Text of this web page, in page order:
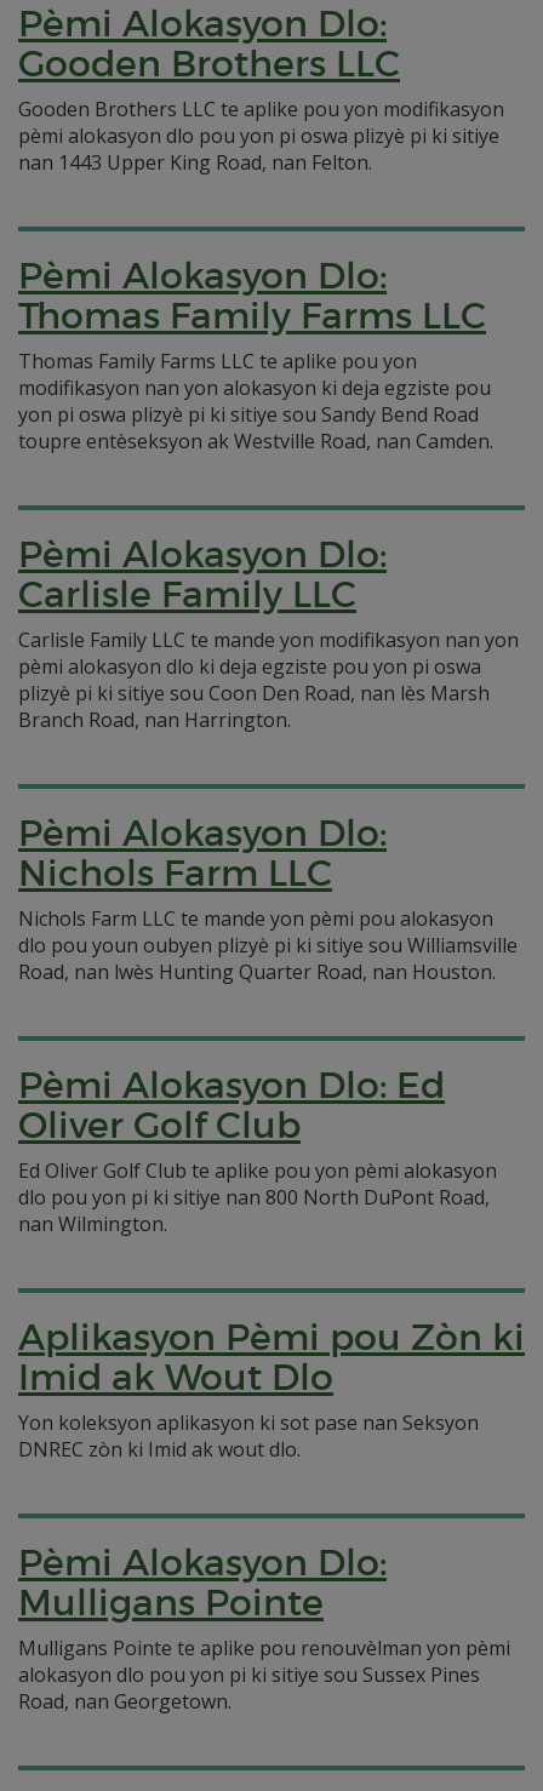
Pèmi Alokasyon Dlo:
Gooden Brothers LLC
Gooden Brothers LLC te aplike pou yon modifikasyon
pèmi alokasyon dlo pou yon pi oswa plizyè pi ki sitiye
nan 1443 Upper King Road, nan Felton.
Pèmi Alokasyon Dlo:
Thomas Family Farms LLC
Thomas Family Farms LLC te aplike pou yon
modifikasyon nan yon alokasyon ki deja egziste pou
yon pi oswa plizyè pi ki sitiye sou Sandy Bend Road
toupre entèseksyon ak Westville Road, nan Camden.
Pèmi Alokasyon Dlo:
Carlisle Family LLC
Carlisle Family LLC te mande yon modifikasyon nan yon
pèmi alokasyon dlo ki deja egziste pou yon pi oswa
plizyè pi ki sitiye sou Coon Den Road, nan lès Marsh
Branch Road, nan Harrington.
Pèmi Alokasyon Dlo:
Nichols Farm LLC
Nichols Farm LLC te mande yon pèmi pou alokasyon
dlo pou youn oubyen plizyè pi ki sitiye sou Williamsville
Road, nan lwès Hunting Quarter Road, nan Houston.
Pèmi Alokasyon Dlo: Ed
Oliver Golf Club
Ed Oliver Golf Club te aplike pou yon pèmi alokasyon
dlo pou yon pi ki sitiye nan 800 North DuPont Road,
nan Wilmington.
Aplikasyon Pèmi pou Zòn ki
Imid ak Wout Dlo
Yon koleksyon aplikasyon ki sot pase nan Seksyon
DNREC zòn ki Imid ak wout dlo.
Pèmi Alokasyon Dlo:
Mulligans Pointe
Mulligans Pointe te aplike pou renouvèlman yon pèmi
alokasyon dlo pou yon pi ki sitiye sou Sussex Pines
Road, nan Georgetown.